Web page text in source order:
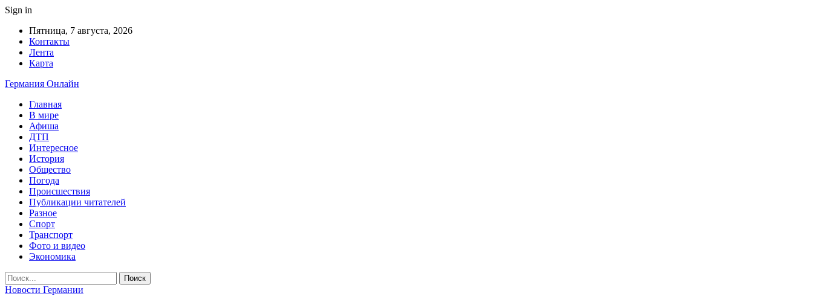
Sign in
Пятница, 7 августа, 2026
Контакты
Лента
Карта
Германия Онлайн
Главная
В мире
Афиша
ДТП
Интересное
История
Общество
Погода
Происшествия
Публикации читателей
Разное
Спорт
Транспорт
Фото и видео
Экономика
Новости Германии